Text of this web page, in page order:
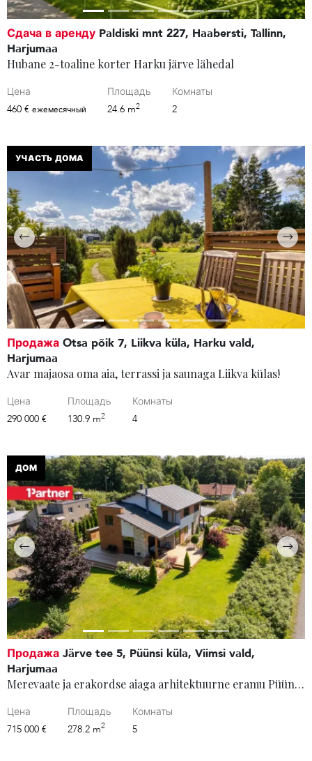
Сдача в аренду Paldiski mnt 227, Haabersti, Tallinn,
Harjumaa
Hubane 2-toaline korter Harku järve lähedal
Цена
460 € ежемесячный
Площадь
24.6 m2
Комнаты
2
УЧАСТЬ ДОМА
Продажа Otsa põik 7, Liikva küla, Harku vald,
Harjumaa
Avar majaosa oma aia, terrassi ja saunaga Liikva külas!
Цена
290 000 €
Площадь
130.9 m2
Комнаты
4
ДОМ
Продажа Järve tee 5, Püünsi küla, Viimsi vald,
Harjumaa
Merevaate ja erakordse aiaga arhitektuurne eramu Püünsis
Цена
715 000 €
Площадь
278.2 m2
Комнаты
5